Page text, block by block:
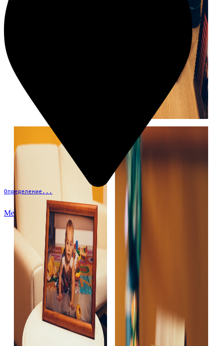
Определение...
Меню